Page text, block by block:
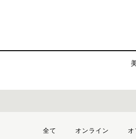
全て オンライン オ